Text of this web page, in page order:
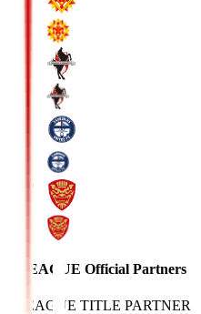
J.LEAGUE Official Partners
J.LEAGUE TITLE PARTNER